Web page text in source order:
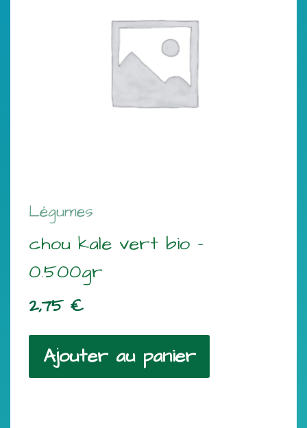
Légumes
chou kale vert bio –
0.500gr
2,75 €
Ajouter au panier